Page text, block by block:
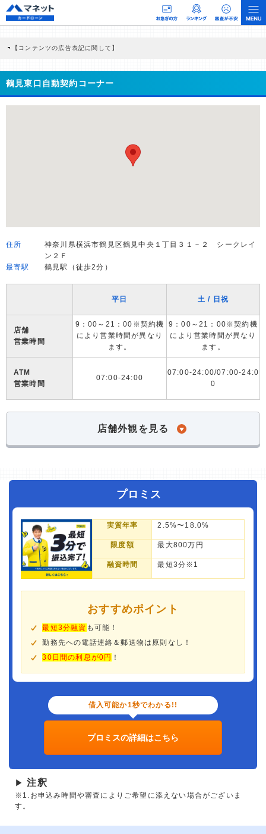
【コンテンツの広告表記に関して】
商品を根拠なくPRするものではなく、当編集部の調査／ユーザーへの口コミ収集な
どに基づき、公平性を担保した情報提供を行っています。
>提携企業一覧
鶴見東口自動契約コーナー
住所
神奈川県横浜市鶴見区鶴見中央１丁目３１－２ シークレイ
ン２Ｆ
最寄駅
鶴見駅（徒歩2分）
平日 土 / 日祝
店舗
営業時間
9：00～21：00※契約機
により営業時間が異なり
ます。
9：00～21：00※契約機
により営業時間が異なり
ます。
ATM
営業時間
07:00-24:00
07:00-24:00/07:00-24:0
0
店舗外観を見る
プロミス
実質年率 2.5%〜18.0%
限度額 最大800万円
融資時間 最短3分※1
おすすめポイント
最短3分融資 も可能！
勤務先への電話連絡＆郵送物は原則なし！
30日間の利息が0円 ！
借入可能か1秒でわかる!!
プロミスの詳細はこちら
▶ 注釈
※1.お申込み時間や審査によりご希望に添えない場合がございま
す。